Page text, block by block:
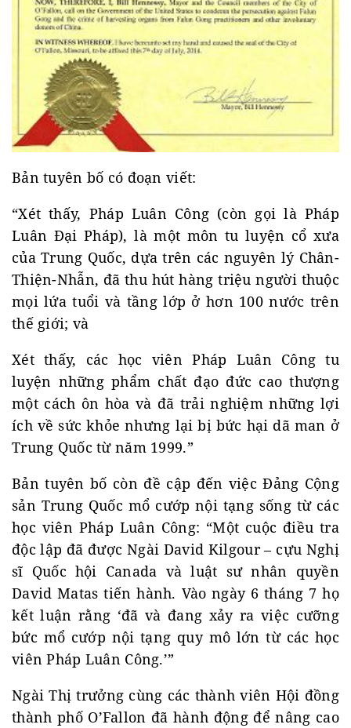
Bản tuyên bố có đoạn viết:
“Xét thấy, Pháp Luân Công (còn gọi là Pháp
Luân Đại Pháp), là một môn tu luyện cổ xưa
của Trung Quốc, dựa trên các nguyên lý Chân-
Thiện-Nhẫn, đã thu hút hàng triệu người thuộc
mọi lứa tuổi và tầng lớp ở hơn 100 nước trên
thế giới; và
Xét thấy, các học viên Pháp Luân Công tu
luyện những phẩm chất đạo đức cao thượng
một cách ôn hòa và đã trải nghiệm những lợi
ích về sức khỏe nhưng lại bị bức hại dã man ở
Trung Quốc từ năm 1999.”
Bản tuyên bố còn đề cập đến việc Đảng Cộng
sản Trung Quốc mổ cướp nội tạng sống từ các
học viên Pháp Luân Công: “Một cuộc điều tra
độc lập đã được Ngài David Kilgour – cựu Nghị
sĩ Quốc hội Canada và luật sư nhân quyền
David Matas tiến hành. Vào ngày 6 tháng 7 họ
kết luận rằng ‘đã và đang xảy ra việc cưỡng
bức mổ cướp nội tạng quy mô lớn từ các học
viên Pháp Luân Công.’”
Ngài Thị trưởng cùng các thành viên Hội đồng
thành phố O’Fallon đã hành động để nâng cao